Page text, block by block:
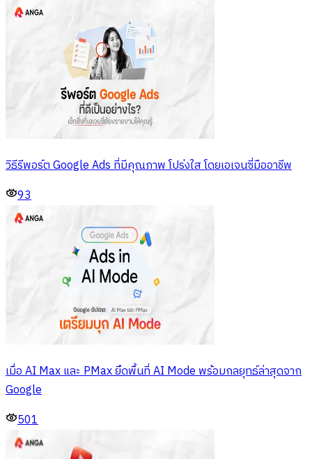
วิธีรีพอร์ต Google Ads ที่มีคุณภาพ โปร่งใส โดยเอเจนซี่มืออาชีพ
93
เมื่อ AI Max และ PMax ยึดพื้นที่ AI Mode พร้อมกลยุทธ์ล่าสุดจาก
Google
501